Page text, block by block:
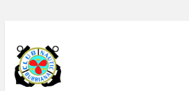
contenido